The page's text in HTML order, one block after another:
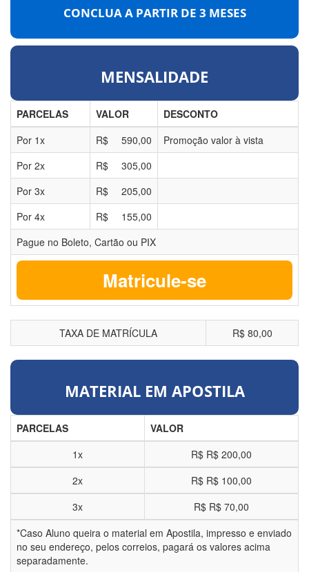
CONCLUA A PARTIR DE 3 MESES
MENSALIDADE
PARCELAS VALOR
DESCONTO
Por 1x R$ 590,00
Promoção valor à vista
Por 2x R$
305,00
Por 3x R$
205,00
Por 4x R$
155,00
Pague no Boleto, Cartão ou PIX
Matricule-se
TAXA DE MATRÍCULA R$ 80,00
MATERIAL EM APOSTILA
PARCELAS
VALOR
1x
R$ R$ 200,00
2x
R$ R$ 100,00
3x
R$ R$ 70,00
*Caso Aluno queira o material em Apostila, impresso e enviado
no seu endereço, pelos correios, pagará os valores acima
separadamente.